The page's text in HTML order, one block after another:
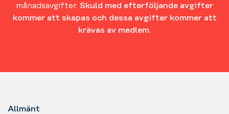
månadsavgifter. Skuld med efterföljande avgifter
kommer att skapas och dessa avgifter kommer att
krävas av medlem.
Allmänt